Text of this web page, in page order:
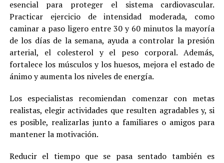
esencial para proteger el sistema cardiovascular.
Practicar ejercicio de intensidad moderada, como
caminar a paso ligero entre 30 y 60 minutos la mayoría
de los días de la semana, ayuda a controlar la presión
arterial, el colesterol y el peso corporal. Además,
fortalece los músculos y los huesos, mejora el estado de
ánimo y aumenta los niveles de energía.
Los especialistas recomiendan comenzar con metas
realistas, elegir actividades que resulten agradables y, si
es posible, realizarlas junto a familiares o amigos para
mantener la motivación.
Reducir el tiempo que se pasa sentado también es